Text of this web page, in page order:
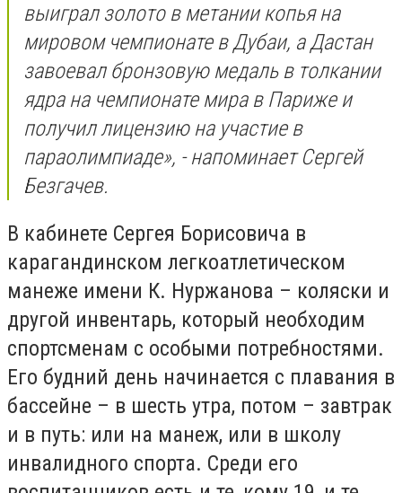
выиграл золото в метании копья на
мировом чемпионате в Дубаи, а Дастан
завоевал бронзовую медаль в толкании
ядра на чемпионате мира в Париже и
получил лицензию на участие в
параолимпиаде», - напоминает Сергей
Безгачев.
В кабинете Сергея Борисовича в
карагандинском легкоатлетическом
манеже имени К. Нуржанова – коляски и
другой инвентарь, который необходим
спортсменам с особыми потребностями.
Его будний день начинается с плавания в
бассейне – в шесть утра, потом – завтрак
и в путь: или на манеж, или в школу
инвалидного спорта. Среди его